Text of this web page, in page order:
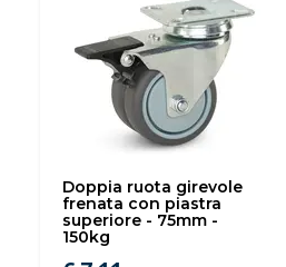
Doppia ruota girevole
frenata con piastra
superiore - 75mm -
150kg